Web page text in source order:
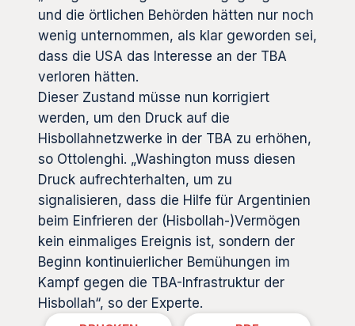
und die örtlichen Behörden hätten nur noch
wenig unternommen, als klar geworden sei,
dass die USA das Interesse an der TBA
verloren hätten.
Dieser Zustand müsse nun korrigiert
werden, um den Druck auf die
Hisbollahnetzwerke in der TBA zu erhöhen,
so Ottolenghi. „Washington muss diesen
Druck aufrechterhalten, um zu
signalisieren, dass die Hilfe für Argentinien
beim Einfrieren der (Hisbollah-)Vermögen
kein einmaliges Ereignis ist, sondern der
Beginn kontinuierlicher Bemühungen im
Kampf gegen die TBA-Infrastruktur der
Hisbollah“, so der Experte.